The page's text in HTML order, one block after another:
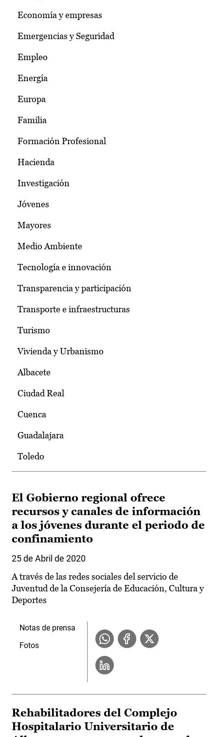
Economía y empresas
Emergencias y Seguridad
Empleo
Energía
Europa
Familia
Formación Profesional
Hacienda
Investigación
Jóvenes
Mayores
Medio Ambiente
Tecnología e innovación
Transparencia y participación
Transporte e infraestructuras
Turismo
Vivienda y Urbanismo
Albacete
Ciudad Real
Cuenca
Guadalajara
Toledo
El Gobierno regional ofrece
recursos y canales de información
a los jóvenes durante el periodo de
confinamiento
25 de Abril de 2020
A través de las redes sociales del servicio de
Juventud de la Consejería de Educación, Cultura y
Deportes
Notas de prensa
Fotos
Rehabilitadores del Complejo
Hospitalario Universitario de